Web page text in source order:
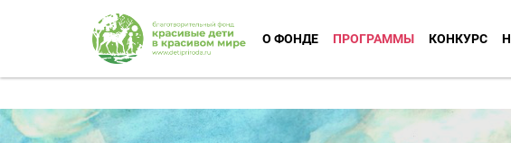
О ФОНДЕ ПРОГРАММЫ КОНКУРС